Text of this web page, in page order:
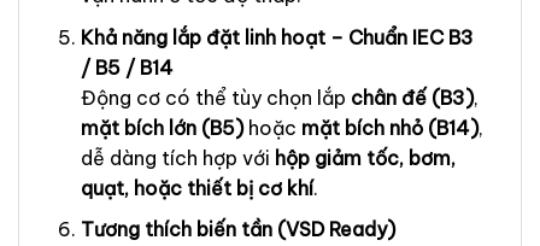
Khả năng lắp đặt linh hoạt – Chuẩn IEC B3
/ B5 / B14
Động cơ có thể tùy chọn lắp chân đế (B3),
mặt bích lớn (B5)hoặc mặt bích nhỏ (B14),
dễ dàng tích hợp với hộp giảm tốc, bơm,
quạt, hoặc thiết bị cơ khí.
Tương thích biến tần (VSD Ready)